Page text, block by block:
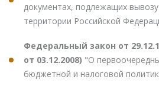
документах, подлежащих
территории Российской
Федеральный закон от
от 03.12.2008) "О
бюджетной и налоговой